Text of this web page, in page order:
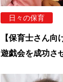
日々の保育
【保育士さん
遊戯会を成功さ